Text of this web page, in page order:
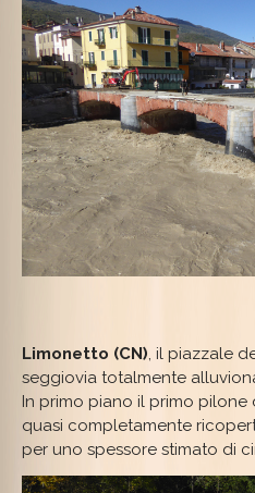
Limonetto (CN), il piazzale
seggiovia totalmente
In primo piano il primo pilone
quasi completamente
per uno spessore stimato di